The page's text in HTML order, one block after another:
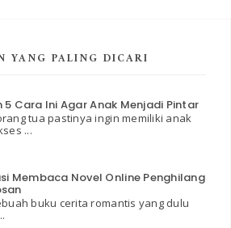
YANG PALING DICARI
5 Cara Ini Agar Anak Menjadi Pintar
tua pastinya ingin memiliki anak
...
Membaca Novel Online Penghilang
buku cerita romantis yang dulu